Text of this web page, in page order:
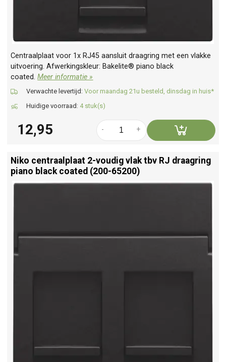
Centraalplaat voor 1x RJ45 aansluit draagring met een vlakke
uitvoering. Afwerkingskleur: Bakelite® piano black
coated.Meer informatie »
Verwachte levertijd: Voor maandag 21u besteld, dinsdag in huis*
Huidige voorraad: 4 stuk(s)
12,95 +
-
Niko centraalplaat 2-voudig vlak tbv RJ draagring
piano black coated (200-65200)